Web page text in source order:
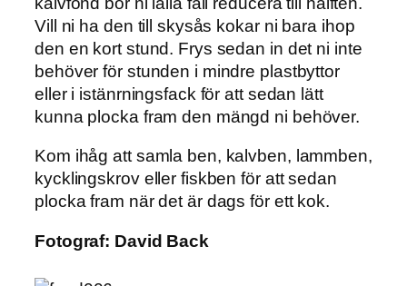
Vill ni ha den till skysås kokar ni bara ihop
den en kort stund. Frys sedan in det ni inte
behöver för stunden i mindre plastbyttor
eller i istänrningsfack för att sedan lätt
kunna plocka fram den mängd ni behöver.
Kom ihåg att samla ben, kalvben, lammben,
kycklingskrov eller fiskben för att sedan
plocka fram när det är dags för ett kok.
Fotograf: David Back